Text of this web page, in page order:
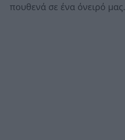
πουθενά σε ένα όνειρό μας.